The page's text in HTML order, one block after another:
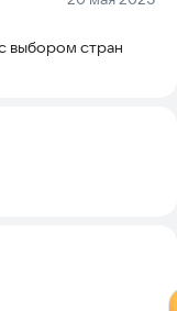
выбором стран